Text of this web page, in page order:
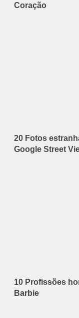
Coração
20 Fotos
Google Street
10 Profissões
Barbie